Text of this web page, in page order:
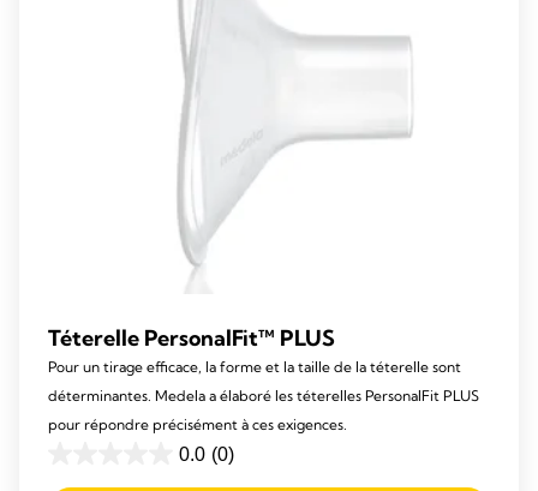
Téterelle PersonalFit™ PLUS
Pour un tirage efficace, la forme et la taille de la téterelle sont
déterminantes. Medela a élaboré les téterelles PersonalFit PLUS
pour répondre précisément à ces exigences.
0.0 (0)